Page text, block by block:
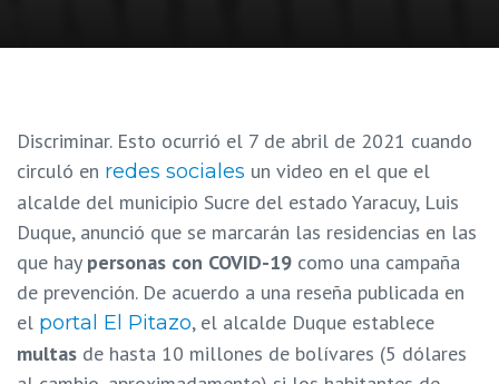
Discriminar. Esto ocurrió el 7 de abril de 2021 cuando
circuló en redes sociales un video en el que el
alcalde del municipio Sucre del estado Yaracuy, Luis
Duque, anunció que se marcarán las residencias en las
que hay personas con COVID-19 como una campaña
de prevención. De acuerdo a una reseña publicada en
el portal El Pitazo, el alcalde Duque establece
multas de hasta 10 millones de bolívares (5 dólares